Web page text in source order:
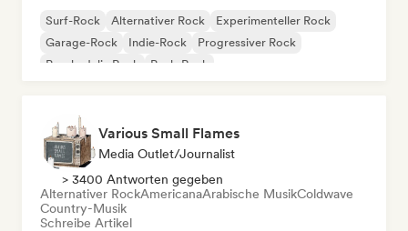
Surf-Rock Alternativer Rock
Experimenteller Rock
Garage-Rock
Indie-Rock
Progressiver Rock
Psychedelic Rock
Punk-Rock
Various Small Flames
Media Outlet/Journalist
> 3400 Antworten gegeben
Alternativer RockAmericanaArabische MusikColdwave
Country-Musik
Schreibe Artikel